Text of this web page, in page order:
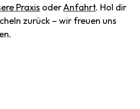
Praxis oderAnfahrt. Hol dir
zurück – wir freuen uns